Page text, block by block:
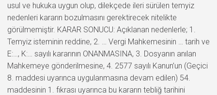
usul ve hukuka uygun olup, dilekçede ileri sürülen temyiz
nedenleri kararın bozulmasını gerektirecek nitelikte
görülmemiştir. KARAR SONUCU: Açıklanan nedenlerle; 1.
Temyiz isteminin reddine, 2. … Vergi Mahkemesinin … tarih ve
E:…, K:… sayılı kararının ONANMASINA, 3. Dosyanın anılan
Mahkemeye gönderilmesine, 4. 2577 sayılı Kanun’un (Geçici
8. maddesi uyarınca uygulanmasına devam edilen) 54.
maddesinin 1. fıkrası uyarınca bu kararın tebliğ tarihini